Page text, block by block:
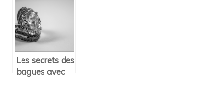
fiancailles
Les secrets des
bagues avec